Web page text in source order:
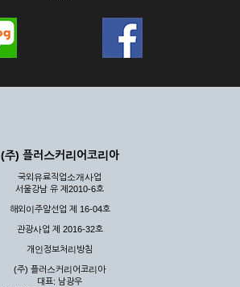
(주) 플러스커리어코리아
국외유료직업소개사업
서울강남 유 제2010-6호
해외이주알선업 제 16-04호
관광사업 제 2016-32호
개인정보처리방침
(주) 플러스커리어코리아
대표: 남광우